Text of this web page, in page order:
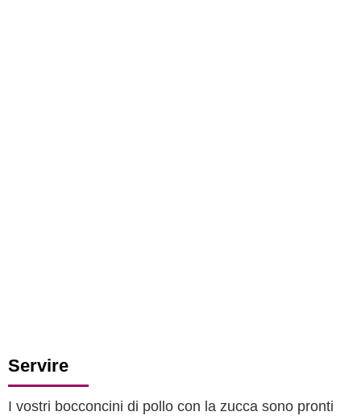
Servire
I vostri bocconcini di pollo con la zucca sono pronti